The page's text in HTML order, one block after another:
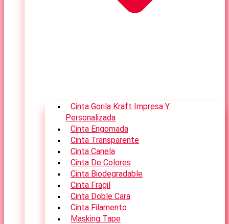
Cinta Gorila Kraft Impresa Y
Personalizada
Cinta Engomada
Cinta Transparente
Cinta Canela
Cinta De Colores
Cinta Biodegradable
Cinta Fragil
Cinta Doble Cara
Cinta Filamento
Masking Tape